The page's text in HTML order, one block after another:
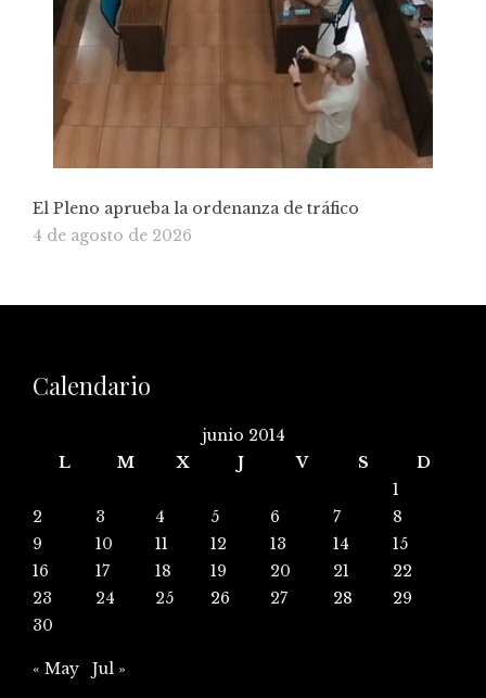
El Pleno aprueba la ordenanza de tráfico
4 de agosto de 2026
Calendario
junio 2014
L
M X J V S
D
1
2
3 4 5 6 7
8
9
10 11 12 13 14
15
16
17 18 19 20 21
22
23
24 25 26 27 28
29
30
« May Jul »